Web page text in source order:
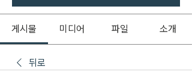
게시물 미디어 파일 소개
뒤로